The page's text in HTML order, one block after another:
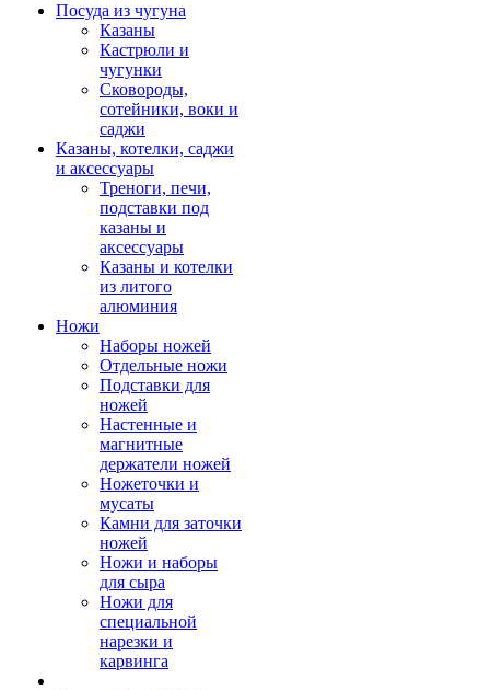
Посуда из чугуна
Казаны
Кастрюли и
чугунки
Сковороды,
сотейники, воки и
саджи
Казаны, котелки, саджи
и аксессуары
Треноги, печи,
подставки под
казаны и
аксессуары
Казаны и котелки
из литого
алюминия
Ножи
Наборы ножей
Отдельные ножи
Подставки для
ножей
Настенные и
магнитные
держатели ножей
Ножеточки и
мусаты
Камни для заточки
ножей
Ножи и наборы
для сыра
Ножи для
специальной
нарезки и
карвинга